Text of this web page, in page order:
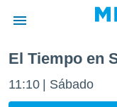
de
El Tiempo en
11:10 Sábado